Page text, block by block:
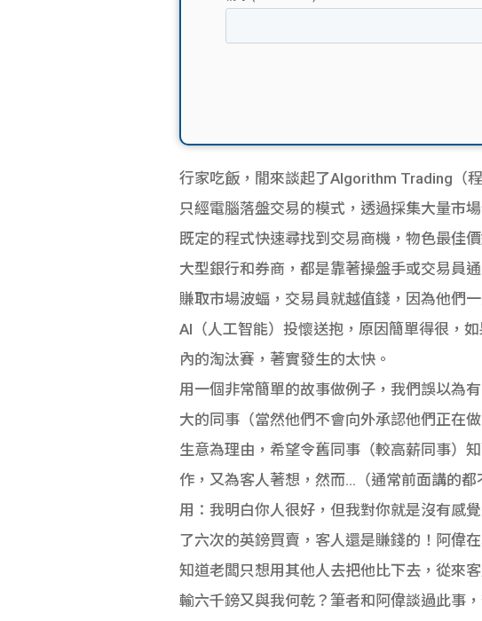
行家吃飯，閒來談起了Algorithm Trading（
只經電腦落盤交易的模式，透過採集大量市
既定的程式快速尋找到交易商機，物色最佳
大型銀行和券商，都是靠著操盤手或交易員
賺取市場波蝠，交易員就越值錢，因為他們
AI（人工智能）投懷送抱，原因簡單得很，
內的淘汰賽，著實發生的太快。
用一個非常簡單的故事做例子，我們誤以為
大的同事（當然他們不會向外承認他們正在
生意為理由，希望令舊同事（較高薪同事）
作，又為客人著想，然而…（通常前面講的
用：我明白你人很好，但我對你就是沒有感
了六次的英鎊買賣，客人還是賺錢的！阿偉
知道老闆只想用其他人去把他比下去，從來
輸六千鎊又與我何乾？筆者和阿偉談過此事